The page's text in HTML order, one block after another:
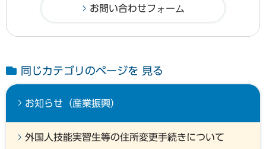
同じカテゴリのページを 見る
お知らせ（産業振興）
外国人技能実習生等の住所変更手続きについて